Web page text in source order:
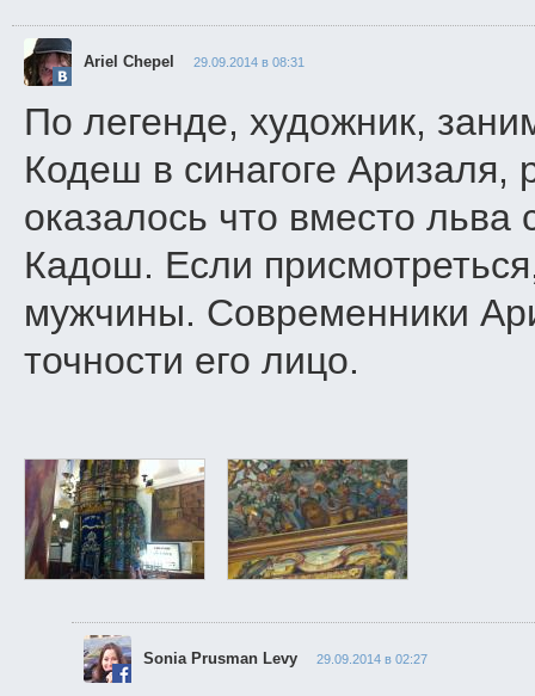
Ariel Chepel 29.09.2014 в 08:31
По легенде, художник,
Кодеш в синагоге Аризаля,
оказалось что вместо
Кадош. Если
мужчины. Современники
точности его лицо.
Sonia Prusman Levy 29.09.2014 в 02:27